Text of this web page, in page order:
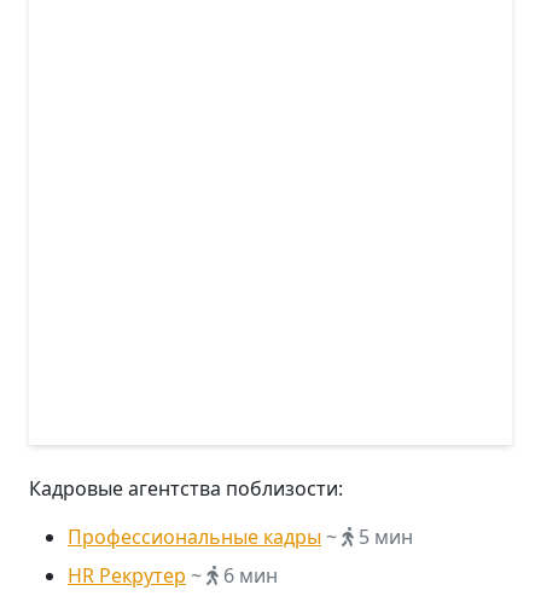
Кадровые агентства поблизости:
Профессиональные кадры~
5 мин
HR Рекрутер ~
6 мин